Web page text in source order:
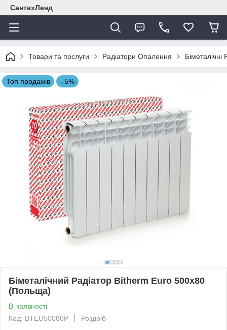
СантехЛенд
Товари та послуги Радіатори Опалення
Топ продажів –5%
Біметалічний Радіатор Bitherm Euro 500х80
(Польща)
В наявності
Код: BTEU50080P
Роздріб